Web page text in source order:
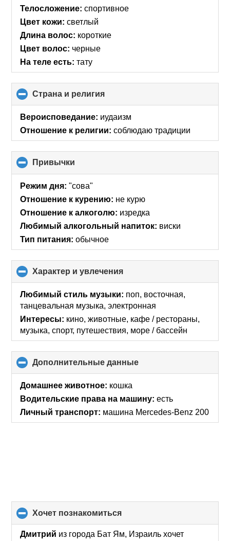
Телосложение: спортивное
Цвет кожи: светлый
Длина волос: короткие
Цвет волос: черные
На теле есть: тату
Страна и религия
to
collapse
Вероисповедание: иудаизм
Отношение к религии: соблюдаю традиции
Привычки
to
collapse
Режим дня: "сова"
Отношение к курению: не курю
Отношение к алкоголю: изредка
Любимый алкогольный напиток: виски
Тип питания: обычное
Характер и увлечения
to
collapse
contents
Любимый стиль музыки: поп, восточная,
танцевальная музыка, электронная
Интересы: кино, животные, кафе / рестораны,
музыка, спорт, путешествия, море / бассейн
Дополнительные данные
to
Домашнее животное: кошка
Водительские права на машину: есть
Личный транспорт: машина Mercedes-Benz 200
хочет познакомиться
to
collapse
Дмитрий из города Бат Ям, Израиль хочет